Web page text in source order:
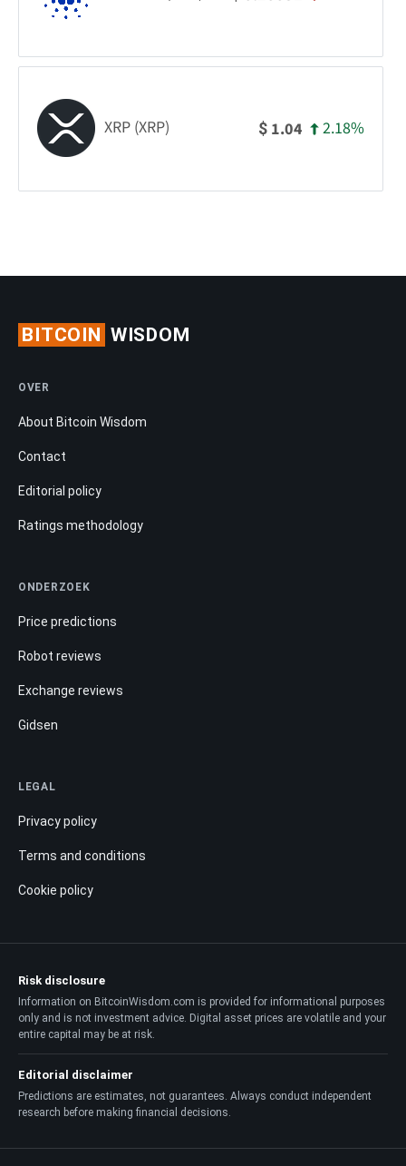
XRP (XRP) $ 1.04 2.18%
BITCOIN WISDOM
OVER
About Bitcoin Wisdom
Contact
Editorial policy
Ratings methodology
ONDERZOEK
Price predictions
Robot reviews
Exchange reviews
Gidsen
LEGAL
Privacy policy
Terms and conditions
Cookie policy
Risk disclosure
Information on BitcoinWisdom.com is provided for informational purposes
only and is not investment advice. Digital asset prices are volatile and your
entire capital may be at risk.
Editorial disclaimer
Predictions are estimates, not guarantees. Always conduct independent
research before making financial decisions.